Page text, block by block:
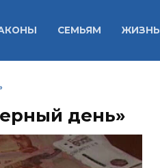
СЕМЬЯМ ЖИЗНЬ
день»